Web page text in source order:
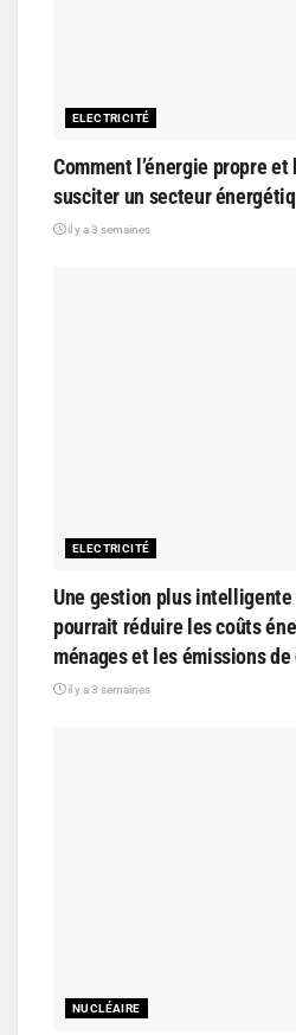
ELECTRICITÉ
Comment l’énergie propre et
susciter un secteur
il y a 3 semaines
ELECTRICITÉ
Une gestion plus
pourrait réduire les coûts
ménages et les émissions de
il y a 3 semaines
NUCLÉAIRE